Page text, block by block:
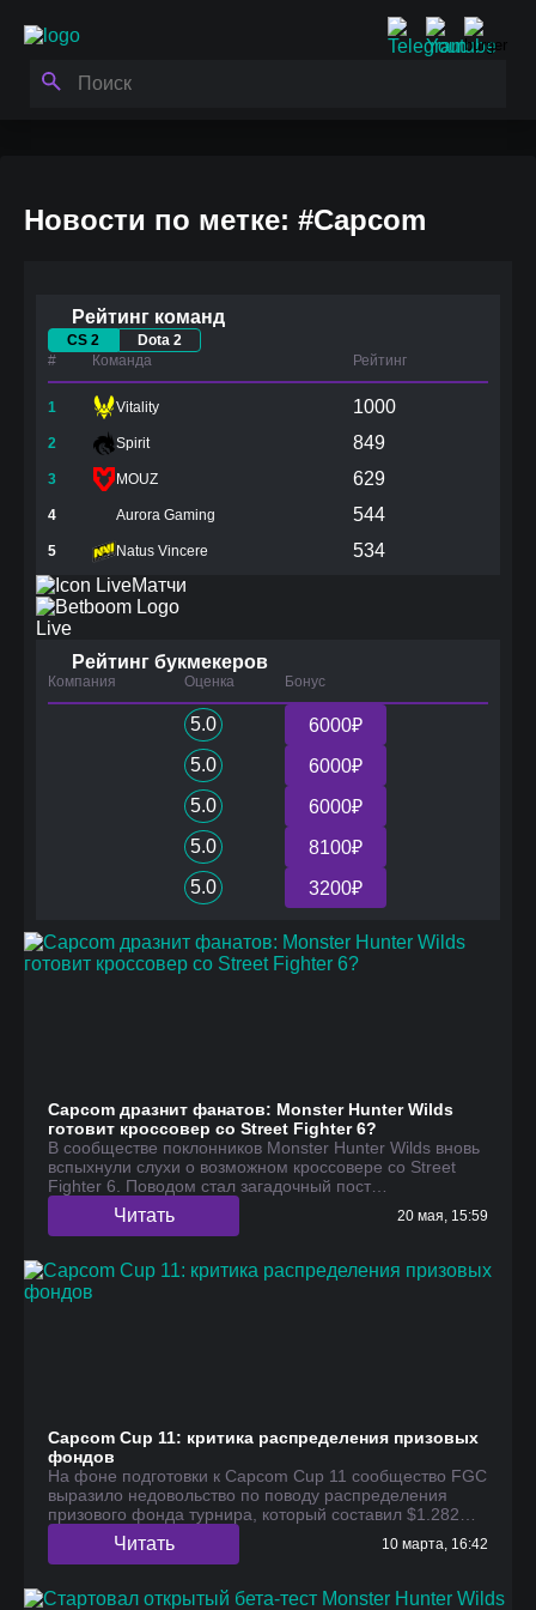
Новости по метке: #Capcom
Capcom дразнит фанатов: Monster Hunter Wilds
готовит кроссовер со Street Fighter 6?
В сообществе поклонников Monster Hunter Wilds вновь
вспыхнули слухи о возможном кроссовере со Street
Fighter 6. Поводом стал загадочный пост…
Читать 20 мая, 15:59
Capcom Cup 11: критика распределения призовых
фондов
На фоне подготовки к Capcom Cup 11 сообщество FGC
выразило недовольство по поводу распределения
призового фонда турнира, который составил $1.282…
Читать 10 марта, 16:42
Рейтинг команд
CS 2
Dota 2
#
Команда Рейтинг
1 Vitality 1000
2 Spirit 849
3 MOUZ 629
4 Aurora Gaming 544
5 Natus Vincere
534
Матчи
Live
Рейтинг букмекеров
Компания Оценка Бонус
5.0
6000₽
5.0
6000₽
5.0
6000₽
5.0
8100₽
5.0
3200₽